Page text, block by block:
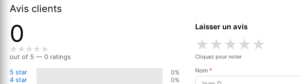
Avis clients
0
out of 5 — 0 ratings
5 star
0%
4 star 0%
Laisser un avis
★★★★★
Cliquez pour noter
Nom *